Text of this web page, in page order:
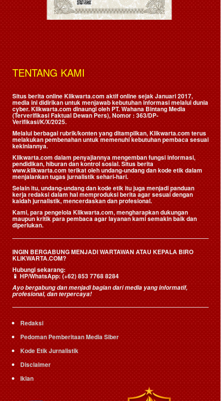
TENTANG KAMI
Situs berita online Klikwarta.com aktif online sejak Januari 2017,
media ini didirikan untuk menjawab kebutuhan informasi melalui dunia
cyber. Klikwarta.com dinaungi oleh PT. Wahana Bintang Media
(Terverifikasi Faktual Dewan Pers), Nomor : 363/DP-
Verifikasi/K/X/2025.
Melalui berbagai rubrik/konten yang ditampilkan, Klikwarta.com terus
melakukan pembenahan untuk memenuhi kebutuhan pembaca sesuai
kekiniannya.
Klikwarta.com dalam penyajiannya mengemban fungsi informasi,
pendidikan, hiburan dan kontrol sosial. Situs berita
www.klikwarta.com terikat oleh undang-undang dan kode etik dalam
menjalankan tugas jurnalistik sehari-hari.
Selain itu, undang-undang dan kode etik itu juga menjadi panduan
kerja redaksi dalam hal memproduksi berita agar sesuai dengan
kaidah jurnalistik, mencerdaskan dan profesional.
Kami, para pengelola Klikwarta.com, mengharapkan dukungan
maupun kritik para pembaca agar layanan kami semakin baik dan
diperlukan.
INGIN BERGABUNG MENJADI WARTAWAN ATAU KEPALA BIRO
KLIKWARTA.COM?
Hubungi sekarang:
📱HP/WhatsApp:(+62) 853 7768 8284
Ayo bergabung dan menjadi bagian dari media yang informatif,
profesional, dan terpercaya!
Redaksi
Pedoman Pemberitaan Media Siber
Kode Etik Jurnalistik
Disclaimer
Iklan